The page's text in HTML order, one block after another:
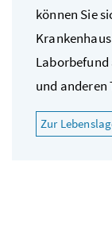
können Sie
Laborbefund
und anderen
Zur